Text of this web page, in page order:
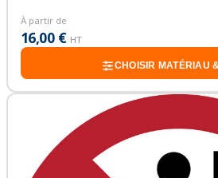
À partir de
16,00 € HT
CHOISIR MATÉRIAU